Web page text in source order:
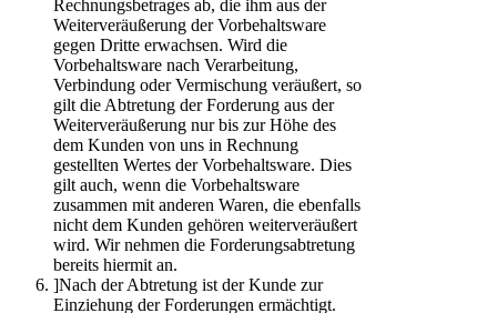
Rechnungsbetrages ab, die ihm aus der
Weiterveräußerung der Vorbehaltsware
gegen Dritte erwachsen. Wird die
Vorbehaltsware nach Verarbeitung,
Verbindung oder Vermischung veräußert, so
gilt die Abtretung der Forderung aus der
Weiterveräußerung nur bis zur Höhe des
dem Kunden von uns in Rechnung
gestellten Wertes der Vorbehaltsware. Dies
gilt auch, wenn die Vorbehaltsware
zusammen mit anderen Waren, die ebenfalls
nicht dem Kunden gehören weiterveräußert
wird. Wir nehmen die Forderungsabtretung
bereits hiermit an.
]Nach der Abtretung ist der Kunde zur
Einziehung der Forderungen ermächtigt.